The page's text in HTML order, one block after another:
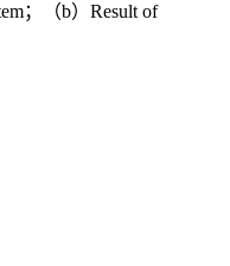
；（b）Result of